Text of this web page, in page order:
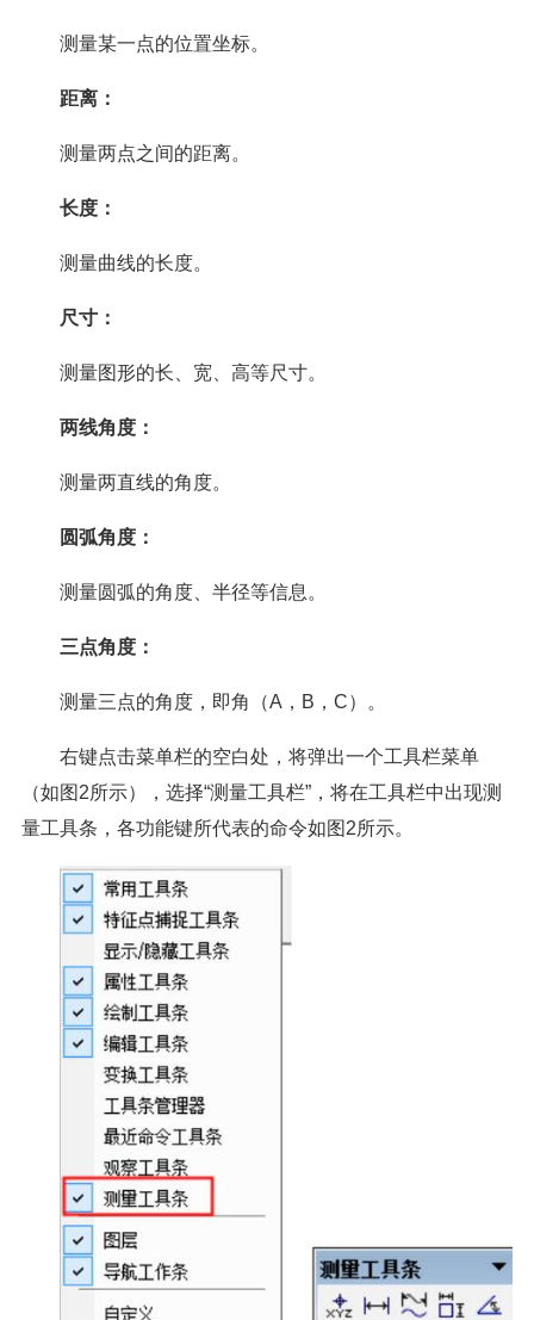
测量某一点的位置坐标。
距离：
测量两点之间的距离。
长度：
测量曲线的长度。
尺寸：
测量图形的长、宽、高等尺寸。
两线角度：
测量两直线的角度。
圆弧角度：
测量圆弧的角度、半径等信息。
三点角度：
测量三点的角度，即角（A，B，C）。
右键点击菜单栏的空白处，将弹出一个工具栏菜单
（如图2所示），选择“测量工具栏”，将在工具栏中出现测
量工具条，各功能键所代表的命令如图2所示。